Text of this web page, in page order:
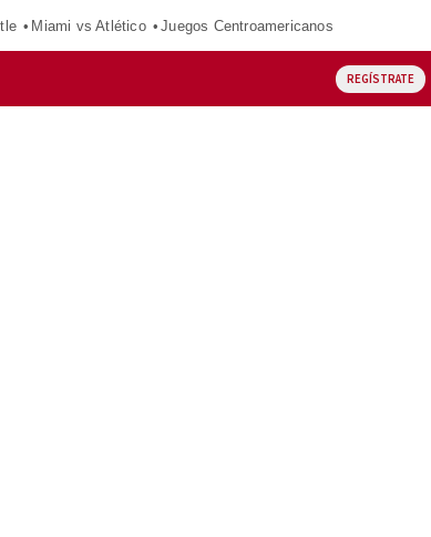
Miami vs Atlético Juegos Centroamericanos
REGÍSTRATE